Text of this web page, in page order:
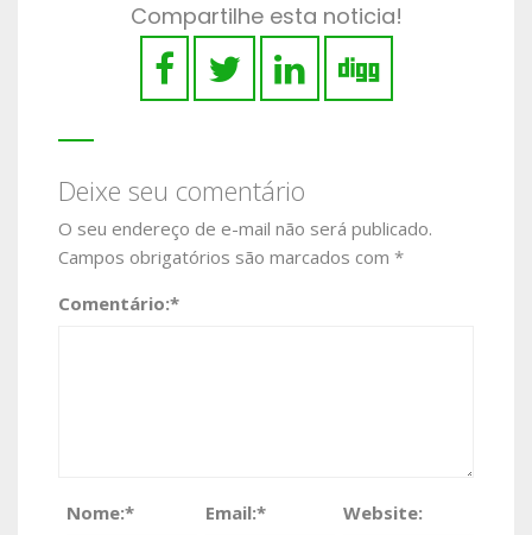
Compartilhe esta noticia!
Deixe seu comentário
O seu endereço de e-mail não será publicado.
Campos obrigatórios são marcados com *
Comentário:*
Nome:* Email:* Website: